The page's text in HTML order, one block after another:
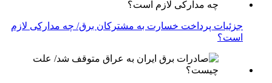
جزئیات پرداخت خسارت به مشترکان برق/ چه مدارکی لازم
است؟